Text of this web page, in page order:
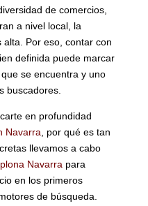
de comercios,
a nivel local, la
Por eso, contar con
definida puede marcar
se encuentra y uno
buscadores.
en profundidad
Navarra , por qué es tan
llevamos a cabo
Navarra para
en los primeros
de búsqueda.